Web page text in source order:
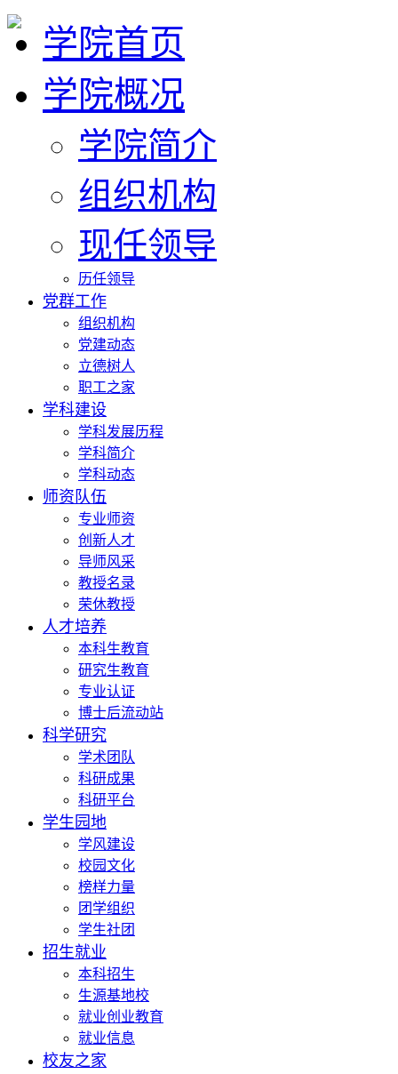
学院首页
学院概况
学院简介
组织机构
现任领导
历任领导
党群工作
组织机构
党建动态
立德树人
职工之家
学科建设
学科发展历程
学科简介
学科动态
师资队伍
专业师资
创新人才
导师风采
教授名录
荣休教授
人才培养
本科生教育
研究生教育
专业认证
博士后流动站
科学研究
学术团队
科研成果
科研平台
学生园地
学风建设
校园文化
榜样力量
团学组织
学生社团
招生就业
本科招生
生源基地校
就业创业教育
就业信息
校友之家